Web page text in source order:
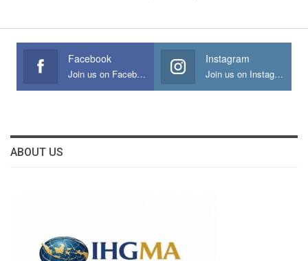
Facebook
Join us on Facebook
Instagram
Join us on Instagram
ABOUT US